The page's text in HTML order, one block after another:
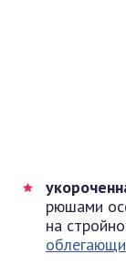
рюшами
на